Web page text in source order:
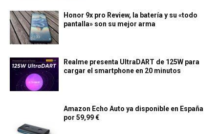
Honor 9x pro Review, la batería y su «todo
pantalla» son su mejor arma
Realme presenta UltraDART de 125W para
cargar el smartphone en 20 minutos
Amazon Echo Auto ya disponible en España
por 59,99 €